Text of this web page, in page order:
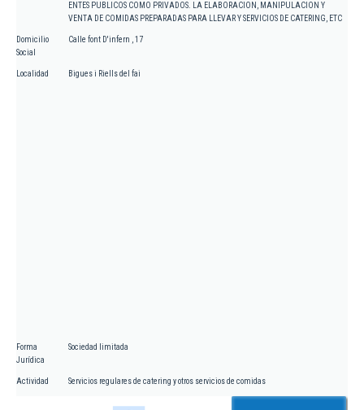
ENTES PUBLICOS COMO PRIVADOS. LA ELABORACION, MANIPULACION Y
VENTA DE COMIDAS PREPARADAS PARA LLEVAR Y SERVICIOS DE CATERING, ETC
Domicilio
Social
Calle font D'infern , 17
Localidad Bigues i Riells del fai
Forma
Jurídica
Sociedad limitada
Actividad Servicios regulares de catering y otros servicios de comidas